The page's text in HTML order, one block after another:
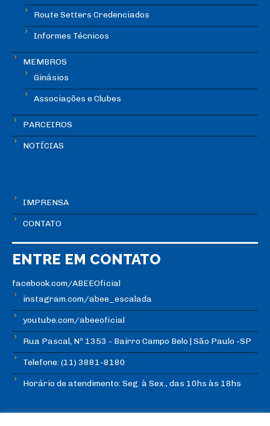
Route Setters Credenciados
Informes Técnicos
MEMBROS
Ginásios
Associações e Clubes
PARCEIROS
NOTÍCIAS
IMPRENSA
CONTATO
ENTRE EM CONTATO
facebook.com/ABEEOficial
instagram.com/abee_escalada
youtube.com/abeeoficial
Rua Pascal, Nº 1353 - Bairro Campo Belo | São Paulo -SP
Telefone: (11) 3881-8180
Horário de atendimento: Seg. à Sex., das 10hs às 18hs